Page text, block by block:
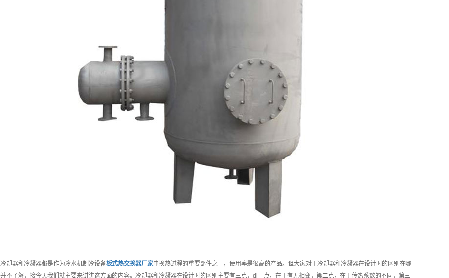
冷却器和冷凝器都是作为冷水机制冷设备板式热交换器厂家中换热过程的重要部件之一，使用率是很高的产品。但大家对于冷却器和冷凝器在设计时的区别在哪
并不了解，接今天我们就主要来讲讲这方面的内容。冷却器和冷凝器在设计时的区别主要有三点，di一点，在于有无相变，第二点，在于传热系数的不同，第三